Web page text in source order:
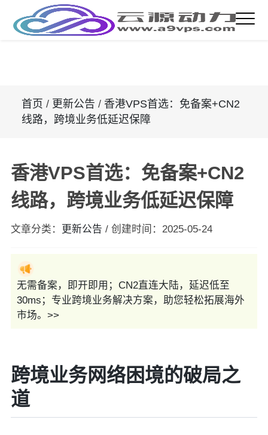
首页 / 更新公告 / 香港VPS首选：免备案+CN2
线路，跨境业务低延迟保障
香港VPS首选：免备案+CN2
线路，跨境业务低延迟保障
文章分类： 更新公告 / 创建时间： 2025-05-24
无需备案，即开即用；CN2直连大陆，延迟低至
30ms；专业跨境业务解决方案，助您轻松拓展海外
市场。>>
跨境业务网络困境的破局之
道